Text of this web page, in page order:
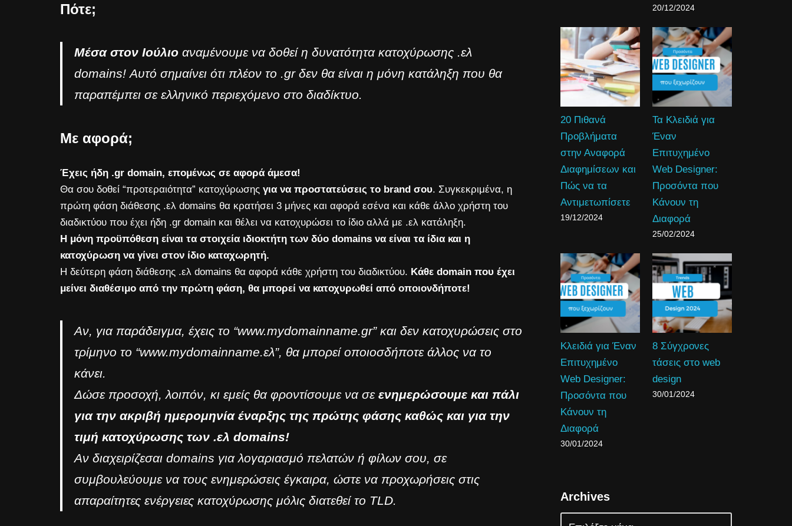
Πότε;
Μέσα στον Ιούλιο αναμένουμε να δοθεί η δυνατότητα κατοχύρωσης .ελ
domains! Αυτό σημαίνει ότι πλέον το .gr δεν θα είναι η μόνη κατάληξη που θα
παραπέμπει σε ελληνικό περιεχόμενο στο διαδίκτυο.
Με αφορά;
Έχεις ήδη .gr domain, επομένως σε αφορά άμεσα!
Θα σου δοθεί “προτεραιότητα” κατοχύρωσης για να προστατεύσεις το brand σου. Συγκεκριμένα, η
πρώτη φάση διάθεσης .ελ domains θα κρατήσει 3 μήνες και αφορά εσένα και κάθε άλλο χρήστη του
διαδικτύου που έχει ήδη .gr domain και θέλει να κατοχυρώσει το ίδιο αλλά με .ελ κατάληξη.
Η μόνη προϋπόθεση είναι τα στοιχεία ιδιοκτήτη των δύο domains να είναι τα ίδια και η
κατοχύρωση να γίνει στον ίδιο καταχωρητή.
Η δεύτερη φάση διάθεσης .ελ domains θα αφορά κάθε χρήστη του διαδικτύου. Κάθε domain που έχει
μείνει διαθέσιμο από την πρώτη φάση, θα μπορεί να κατοχυρωθεί από οποιονδήποτε!
Αν, για παράδειγμα, έχεις το “www.mydomainname.gr” και δεν κατοχυρώσεις στο
τρίμηνο το “www.mydomainname.ελ”, θα μπορεί οποιοσδήποτε άλλος να το
κάνει.
Δώσε προσοχή, λοιπόν, κι εμείς θα φροντίσουμε να σε ενημερώσουμε και πάλι
για την ακριβή ημερομηνία έναρξης της πρώτης φάσης καθώς και για την
τιμή κατοχύρωσης των .ελ domains!
Αν διαχειρίζεσαι domains για λογαριασμό πελατών ή φίλων σου, σε
συμβουλεύουμε να τους ενημερώσεις έγκαιρα, ώστε να προχωρήσεις στις
απαραίτητες ενέργειες κατοχύρωσης μόλις διατεθεί το TLD.
20/12/2024
20 Πιθανά
Προβλήματα
στην Αναφορά
Διαφημίσεων και
Πώς να τα
Αντιμετωπίσετε
19/12/2024
Τα Κλειδιά για
Έναν
Επιτυχημένο
Web Designer:
Προσόντα που
Κάνουν τη
Διαφορά
25/02/2024
Κλειδιά για Έναν
Επιτυχημένο
Web Designer:
Προσόντα που
Κάνουν τη
Διαφορά
30/01/2024
8 Σύγχρονες
τάσεις στο web
design
30/01/2024
Archives